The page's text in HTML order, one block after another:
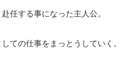
任する事になった主人公。
ての仕事をまっとうしていく。